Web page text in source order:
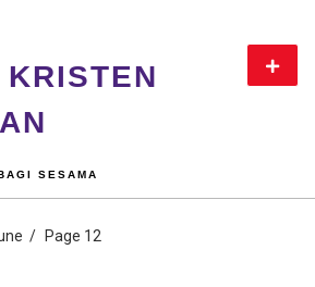
SESAMA
Page 12